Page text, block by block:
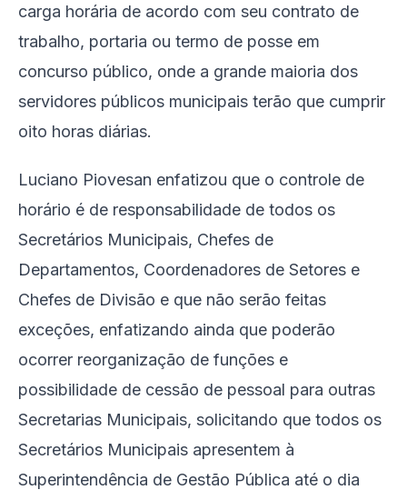
carga horária de acordo com seu contrato de
trabalho, portaria ou termo de posse em
concurso público, onde a grande maioria dos
servidores públicos municipais terão que cumprir
oito horas diárias.
Luciano Piovesan enfatizou que o controle de
horário é de responsabilidade de todos os
Secretários Municipais, Chefes de
Departamentos, Coordenadores de Setores e
Chefes de Divisão e que não serão feitas
exceções, enfatizando ainda que poderão
ocorrer reorganização de funções e
possibilidade de cessão de pessoal para outras
Secretarias Municipais, solicitando que todos os
Secretários Municipais apresentem à
Superintendência de Gestão Pública até o dia